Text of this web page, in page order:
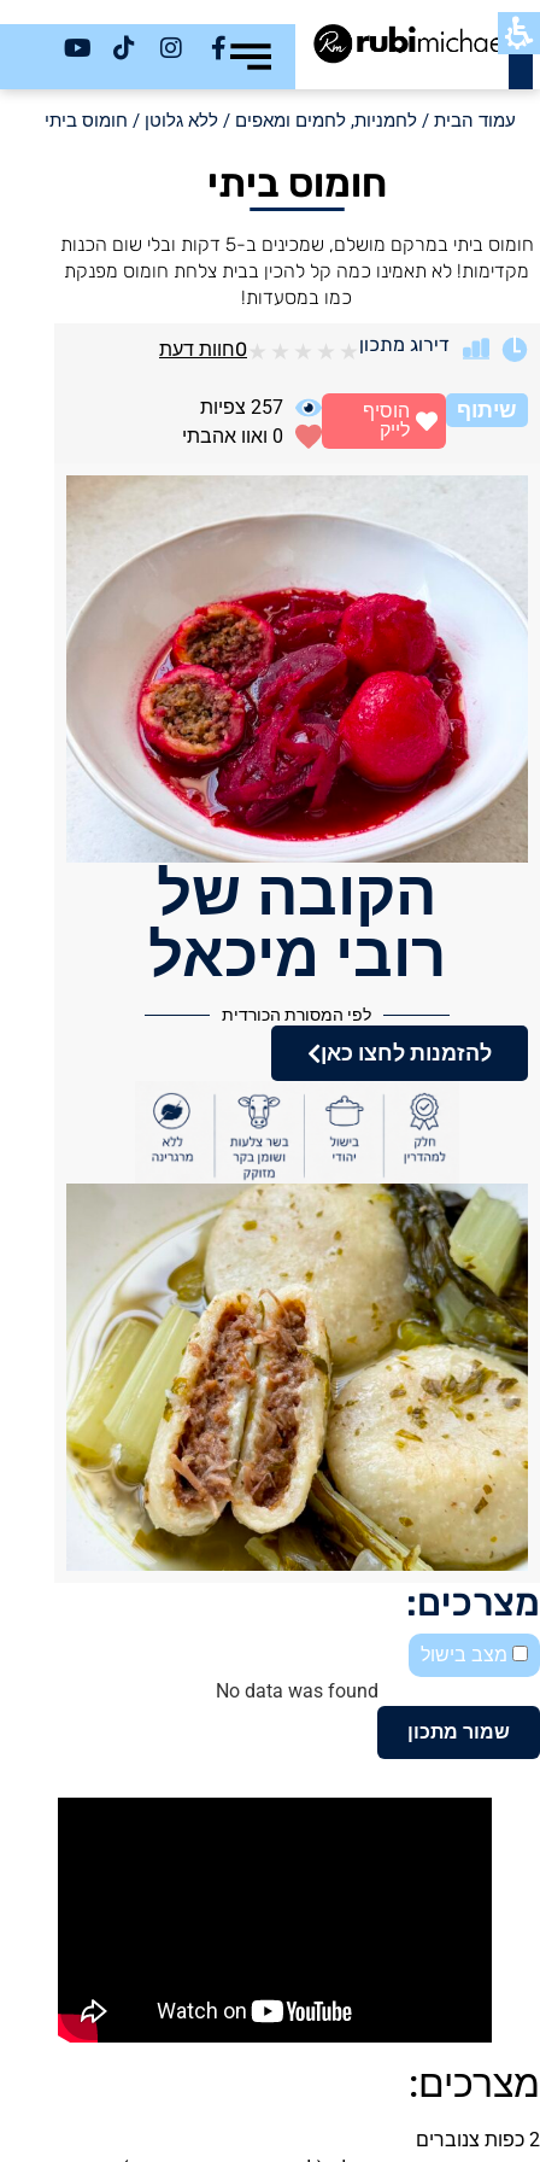
כשר
עמוד הבית / לחמניות, לחמים ומאפים / ללא גלוטן / חומוס ביתי
חומוס ביתי
חומוס ביתי במרקם מושלם, שמכינים ב-5 דקות ובלי שום הכנות
מקדימות! לא תאמינו כמה קל להכין בבית צלחת חומוס מפנקת
כמו במסעדות!
דירוג מתכון ★
★
★
★
★
0חוות דעת
שיתוף 257 צפיות
0 ואוו אהבתי
הוסיף
לייק
הקובה של
רובי מיכאל
לפי המסורת הכורדית
להזמנות לחצו כאן
מצרכים:
מצב בישול
No data was found
שמור מתכון
מצרכים:
2 כפות צנוברים